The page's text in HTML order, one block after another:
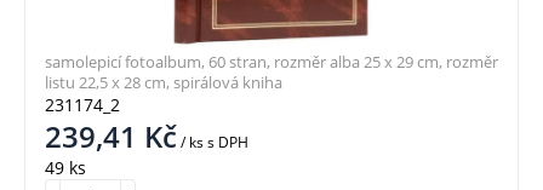
231174_2
239,41 Kč/ kss DPH
49 ks
samolepicí fotoalbum, 60 stran, rozměr alba 25 x 29 cm, rozměr
listu 22,5 x 28 cm, spirálová kniha